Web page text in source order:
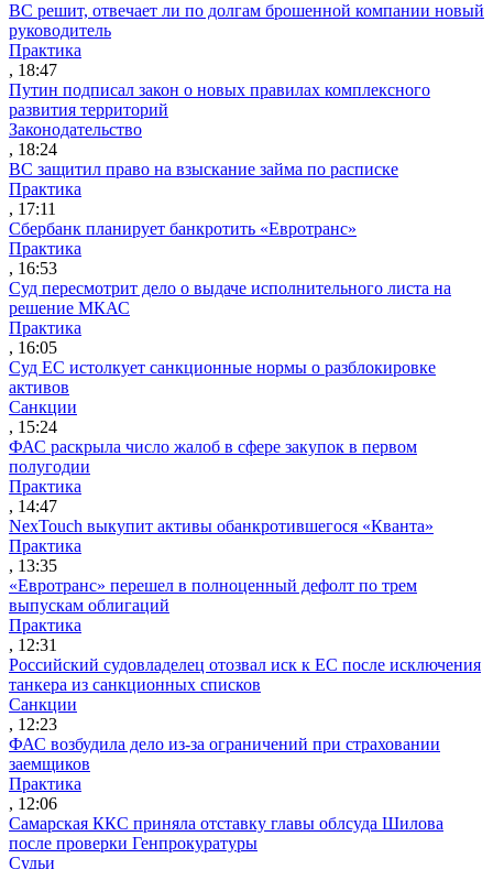
ВС решит, отвечает ли по долгам брошенной компании новый
руководитель
Практика
, 18:47
Путин подписал закон о новых правилах комплексного
развития территорий
Законодательство
, 18:24
ВС защитил право на взыскание займа по расписке
Практика
, 17:11
Сбербанк планирует банкротить «Евротранс»
Практика
, 16:53
Суд пересмотрит дело о выдаче исполнительного листа на
решение МКАС
Практика
, 16:05
Суд ЕС истолкует санкционные нормы о разблокировке
активов
Санкции
, 15:24
ФАС раскрыла число жалоб в сфере закупок в первом
полугодии
Практика
, 14:47
NexTouch выкупит активы обанкротившегося «Кванта»
Практика
, 13:35
«Евротранс» перешел в полноценный дефолт по трем
выпускам облигаций
Практика
, 12:31
Российский судовладелец отозвал иск к ЕС после исключения
танкера из санкционных списков
Санкции
, 12:23
ФАС возбудила дело из-за ограничений при страховании
заемщиков
Практика
, 12:06
Самарская ККС приняла отставку главы облсуда Шилова
после проверки Генпрокуратуры
Судьи